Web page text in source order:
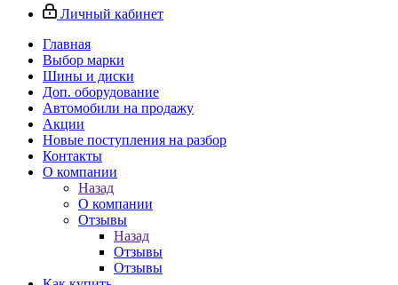
Личный кабинет
Главная
Выбор марки
Шины и диски
Доп. оборудование
Автомобили на продажу
Акции
Новые поступления на разбор
Контакты
О компании
Назад
О компании
Отзывы
Назад
Отзывы
Отзывы